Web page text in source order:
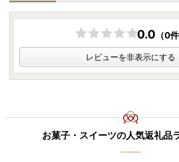
以内にご連絡をお願いします。日数が経過
が難しくなりますのでご注意ください。
【個人情報の取り扱いについて】
お寄せいただいた個人情報は、寄附金の受
で使用するものではありません。返礼品発
最低限の範囲において返礼品取扱い事業者
0.0 （0件
レビューを非表示にする
お菓子・スイーツの人気返礼品